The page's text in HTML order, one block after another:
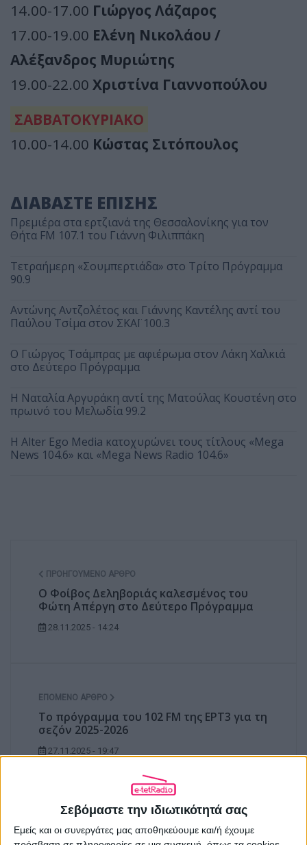
Σεβόμαστε την ιδιωτικότητά σας
Εμείς και οι συνεργάτες μας αποθηκεύουμε και/ή έχουμε
14.00-17.00 Γιώργος Λάζαρος
17.00-19.00 Ελένη Νικολάου /
Αλέξανδρος Μυριώτης
19.00-22.00 Χριστίνα Γιαννοπούλου
ΣΑΒΒΑΤΟΚΥΡΙΑΚΟ
10.00-14.00 Κώστας Σιτόπουλος
ΔΙΑΒΑΣΤΕ ΕΠΙΣΗΣ
Πρεμιέρα στα ερτζιανά της Θεσσαλονίκης για τον
Θήτα FM 107.1 του Γιάννη Φιλιππάκη
Τετραήμερη «Σουμπερτιάδα» στο Τρίτο Πρόγραμμα
90.9
Αντώνης Αντζολέτος και Γιάννης Καντέλης αντί του
Παύλου Τσίμα στον ΣΚΑΪ 100.3
O Γιώργος Τσάμπρας με αφιέρωμα στον Λάκη Χαλκιά
στο Δεύτερο Πρόγραμμα
Η Ναταλία Αργυράκη αντί της Ματούλας Κουστένη στο
πρωινό του Μελωδία 99.2
Η Alter Ego Media κατοχυρώνει τους τίτλους «Mega
News 104.6» και «Mega News Radio 104.6»
ΠΡΟΗΓΟΎΜΕΝΟ ΆΡΘΡΟ
Ο Φοίβος Δεληβοριάς καλεσμένος του
Φώτη Απέργη στο Δεύτερο Πρόγραμμα
28.11.2025 - 14:24
ΕΠΌΜΕΝΟ ΆΡΘΡΟ
Το πρόγραμμα του 102 FM της ΕΡΤ3 για τη
σεζόν 2025-2026
27.11.2025 - 19:47
ΣΧΕΤΙΚΑ ΑΡΘΡΑ